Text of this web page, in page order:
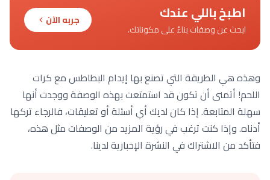
اطبخ باللي عندك
ابحث عن وصفات بناءً على مكوناتك.
جربه الآن
وهذه هي الطريقة التي تصنع بها إيدام البطاطس مع كرات
اللحم! أتمنى أن تكون قد استمتعت بهذه الوصفة ووجدت أنها
سهلة المتابعة. إذا كان لديك أي أسئلة أو تعليقات، فالرجاء تركها
أدناه. وإذا كنت ترغب في رؤية المزيد من الوصفات مثل هذه،
فتأكد من الاشتراك في النشرة الإخبارية لدينا.